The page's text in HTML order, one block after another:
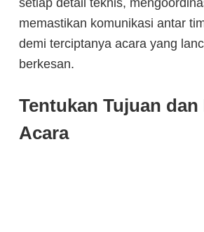
setiap detail teknis,
memastikan komunikasi antar
demi terciptanya acara yang
berkesan.
Tentukan Tujuan
Acara